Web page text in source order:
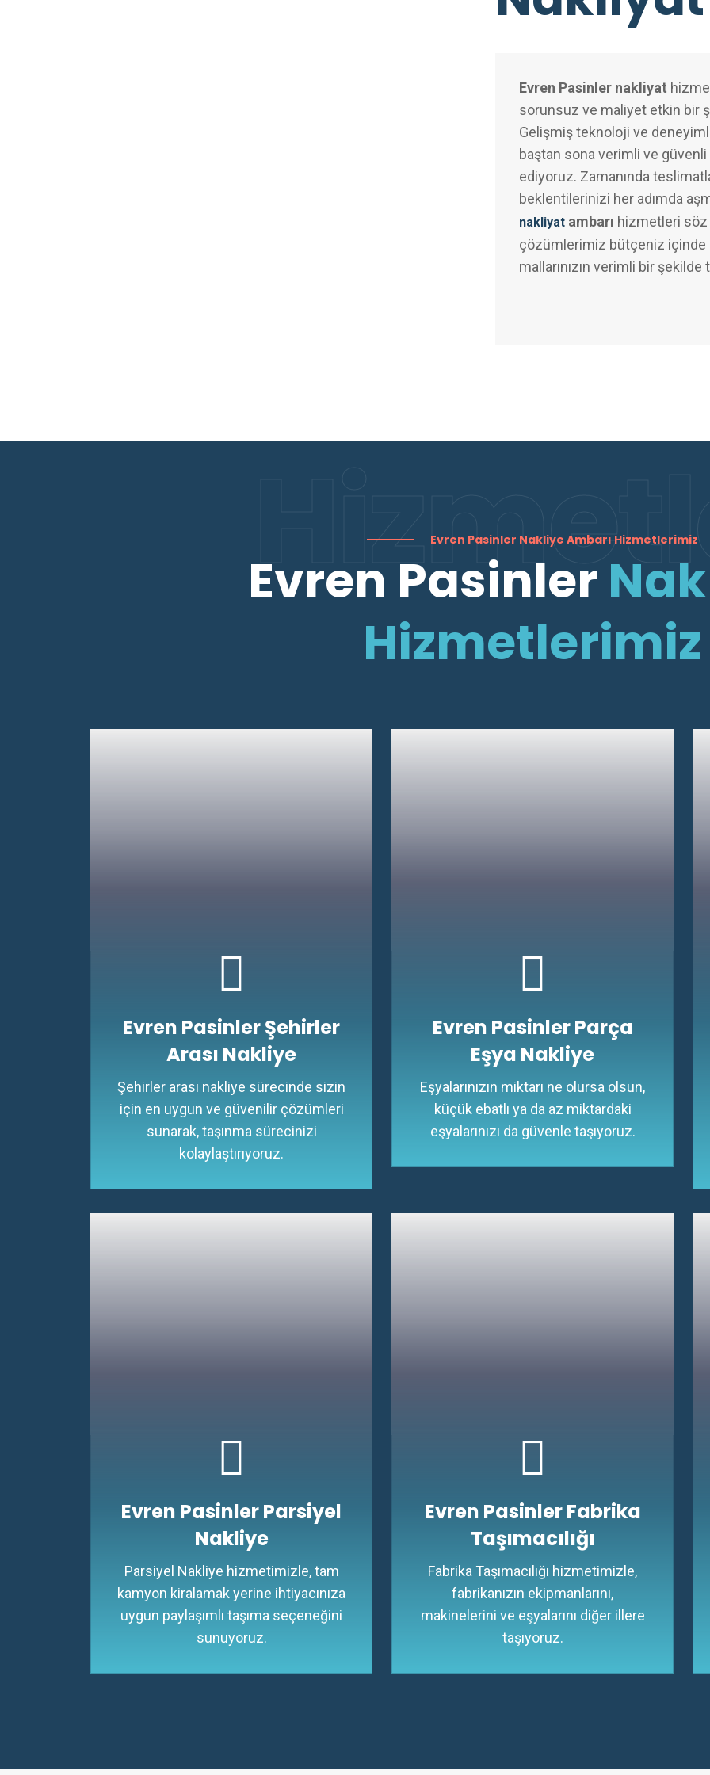
Evren Pasinler nakliyat
sorunsuz ve maliyet etkin bir
Gelişmiş teknoloji ve
baştan sona verimli ve güvenli
ediyoruz. Zamanında
beklentilerinizi her adımda
nakliyat ambarı hizmetleri
çözümlerimiz bütçeniz içinde
mallarınızın verimli bir
Evren Pasinler Nakliye Ambarı Hizmetlerimiz
Evren Pasinler
Hizmetlerimiz
Evren Pasinler Şehirler
Arası Nakliye
Şehirler arası nakliye sürecinde sizin
için en uygun ve güvenilir çözümleri
sunarak, taşınma sürecinizi
kolaylaştırıyoruz.
Evren Pasinler Parça
Eşya Nakliye
Eşyalarınızın miktarı ne olursa olsun,
küçük ebatlı ya da az miktardaki
eşyalarınızı da güvenle taşıyoruz.
Evren Pasinler Parsiyel
Nakliye
Parsiyel Nakliye hizmetimizle, tam
kamyon kiralamak yerine ihtiyacınıza
uygun paylaşımlı taşıma seçeneğini
sunuyoruz.
Evren Pasinler Fabrika
Taşımacılığı
Fabrika Taşımacılığı hizmetimizle,
fabrikanızın ekipmanlarını,
makinelerini ve eşyalarını diğer illere
taşıyoruz.